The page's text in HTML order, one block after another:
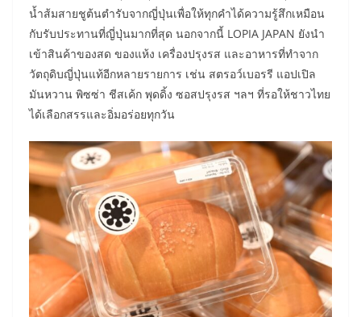
น้ำส้มสายชูต้นตำรับจากญี่ปุ่นเพื่อให้ทุกคำได้ความรู้สึกเหมือน
กับรับประทานที่ญี่ปุ่นมากที่สุด นอกจากนี้ LOPIA JAPAN ยังนำ
เข้าสินค้าของสด ของแห้ง เครื่องปรุงรส และอาหารที่ทำจาก
วัตถุดิบญี่ปุ่นแท้อีกหลายรายการ เช่น สตรอว์เบอรรี แอปเปิล
มันหวาน พิซซ่า ชีสเค้ก พุดดิ้ง ซอสปรุงรส ฯลฯ ที่รอให้ชาวไทย
ได้เลือกสรรและอิ่มอร่อยทุกวัน